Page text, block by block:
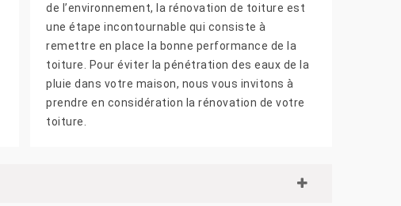
de l’environnement, la rénovation de toiture est
une étape incontournable qui consiste à
remettre en place la bonne performance de la
toiture. Pour éviter la pénétration des eaux de la
pluie dans votre maison, nous vous invitons à
prendre en considération la rénovation de votre
toiture.